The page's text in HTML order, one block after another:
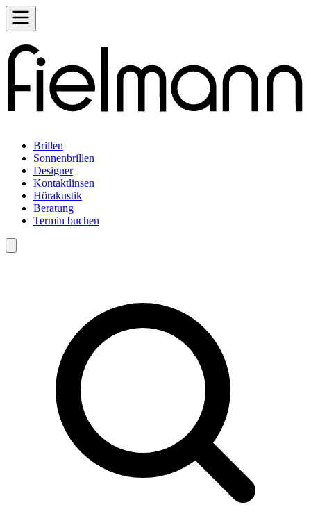
Brillen
Sonnenbrillen
Designer
Kontaktlinsen
Hörakustik
Beratung
Termin buchen